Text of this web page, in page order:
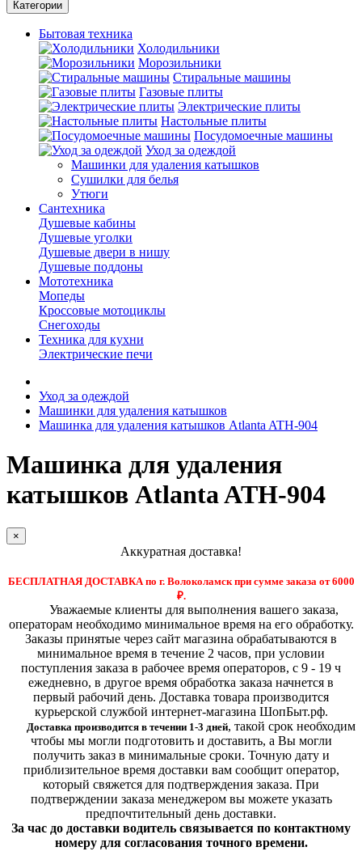
Категории
Бытовая техника
Холодильники
Морозильники
Стиральные машины
Газовые плиты
Электрические плиты
Настольные плиты
Посудомоечные машины
Уход за одеждой
Машинки для удаления катышков
Сушилки для белья
Утюги
Сантехника
Душевые кабины
Душевые уголки
Душевые двери в нишу
Душевые поддоны
Мототехника
Мопеды
Кроссовые мотоциклы
Снегоходы
Техника для кухни
Электрические печи
Уход за одеждой
Машинки для удаления катышков
Машинка для удаления катышков Atlanta ATH-904
Машинка для удаления
катышков Atlanta ATH-904
×
Аккуратная доставка!
БЕСПЛАТНАЯ ДОСТАВКА по г. Волоколамск при сумме заказа от 6000
₽.
Уважаемые клиенты для выполнения вашего заказа,
операторам необходимо минимальное время на его обработку.
Заказы принятые через сайт магазина обрабатываются в
минимальное время в течение 2 часов, при условии
поступления заказа в рабочее время операторов, с 9 - 19 ч
ежедневно, в другое время обработка заказа начнется в
первый рабочий день. Доставка товара производится
курьерской службой интернет-магазина ШопБыт.рф.
Доставка производится в течении 1-3 дней, такой срок необходим
чтобы мы могли подготовить и доставить, а Вы могли
получить заказ в минимальные сроки. Точную дату и
приблизительное время доставки вам сообщит оператор,
который свяжется для подтверждения заказа. При
подтверждении заказа менеджером вы можете указать
предпочтительный день доставки.
За час до доставки водитель связывается по контактному
номеру для согласования точного времени.